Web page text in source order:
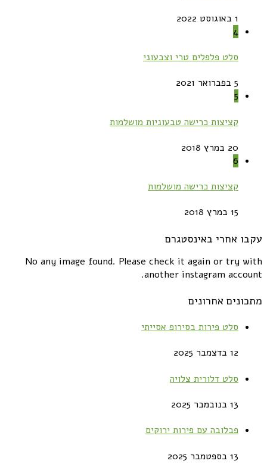
1 באוגוסט 2022
4
סלט פלפלים טרי וצבעוני
5 בפברואר 2021
5
קציצות כרישה טבעוניות מושלמות
20 במרץ 2018
6
קציצות כרישה מושלמות
15 במרץ 2018
עקבו אחרי באינסטגרם
No any image found. Please check it again or try with
another instagram account.
מתכונים אחרונים
סלט פירות בסירופ אסייתי
12 בדצמבר 2025
סלט דלורית צלויה
13 בנובמבר 2025
פבלובה עם פירות ירוקים
13 בספטמבר 2025